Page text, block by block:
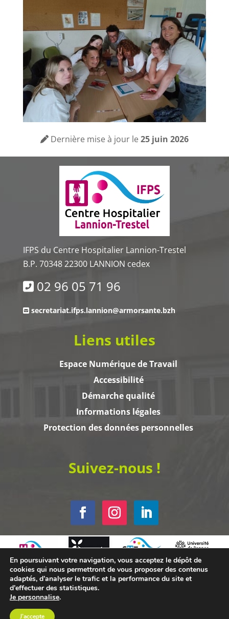
Dernière mise à jour le25 juin 2026
IFPS du Centre Hospitalier Lannion-Trestel
B.P. 70348 22300 LANNION cedex
02 96 05 71 96
secretariat.ifps.lannion@armorsante.bzh
Liens utiles
Espace Numérique de Travail
Accessibilité
Démarche qualité
Informations légales
Protection des données personnelles
Suivez-nous !
En poursuivant votre navigation, vous acceptez le dépôt de
cookies qui nous permettront de vous proposer des contenus
adaptés, d’analyser le trafic et la performance du site et
d’effectuer des statistiques.
Je personnalise.
J’accepte